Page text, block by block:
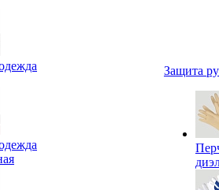
Защита